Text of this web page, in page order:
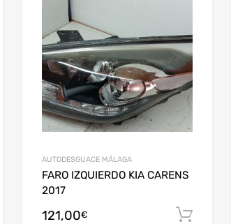
Añadir al carrito
AUTODESGUACE MÁLAGA
FARO IZQUIERDO KIA CARENS
2017
121,00€